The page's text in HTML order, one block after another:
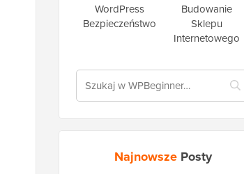
WordPress
Bezpieczeństwo
Budowanie
Sklepu
Internetowego
Najnowsze Posty